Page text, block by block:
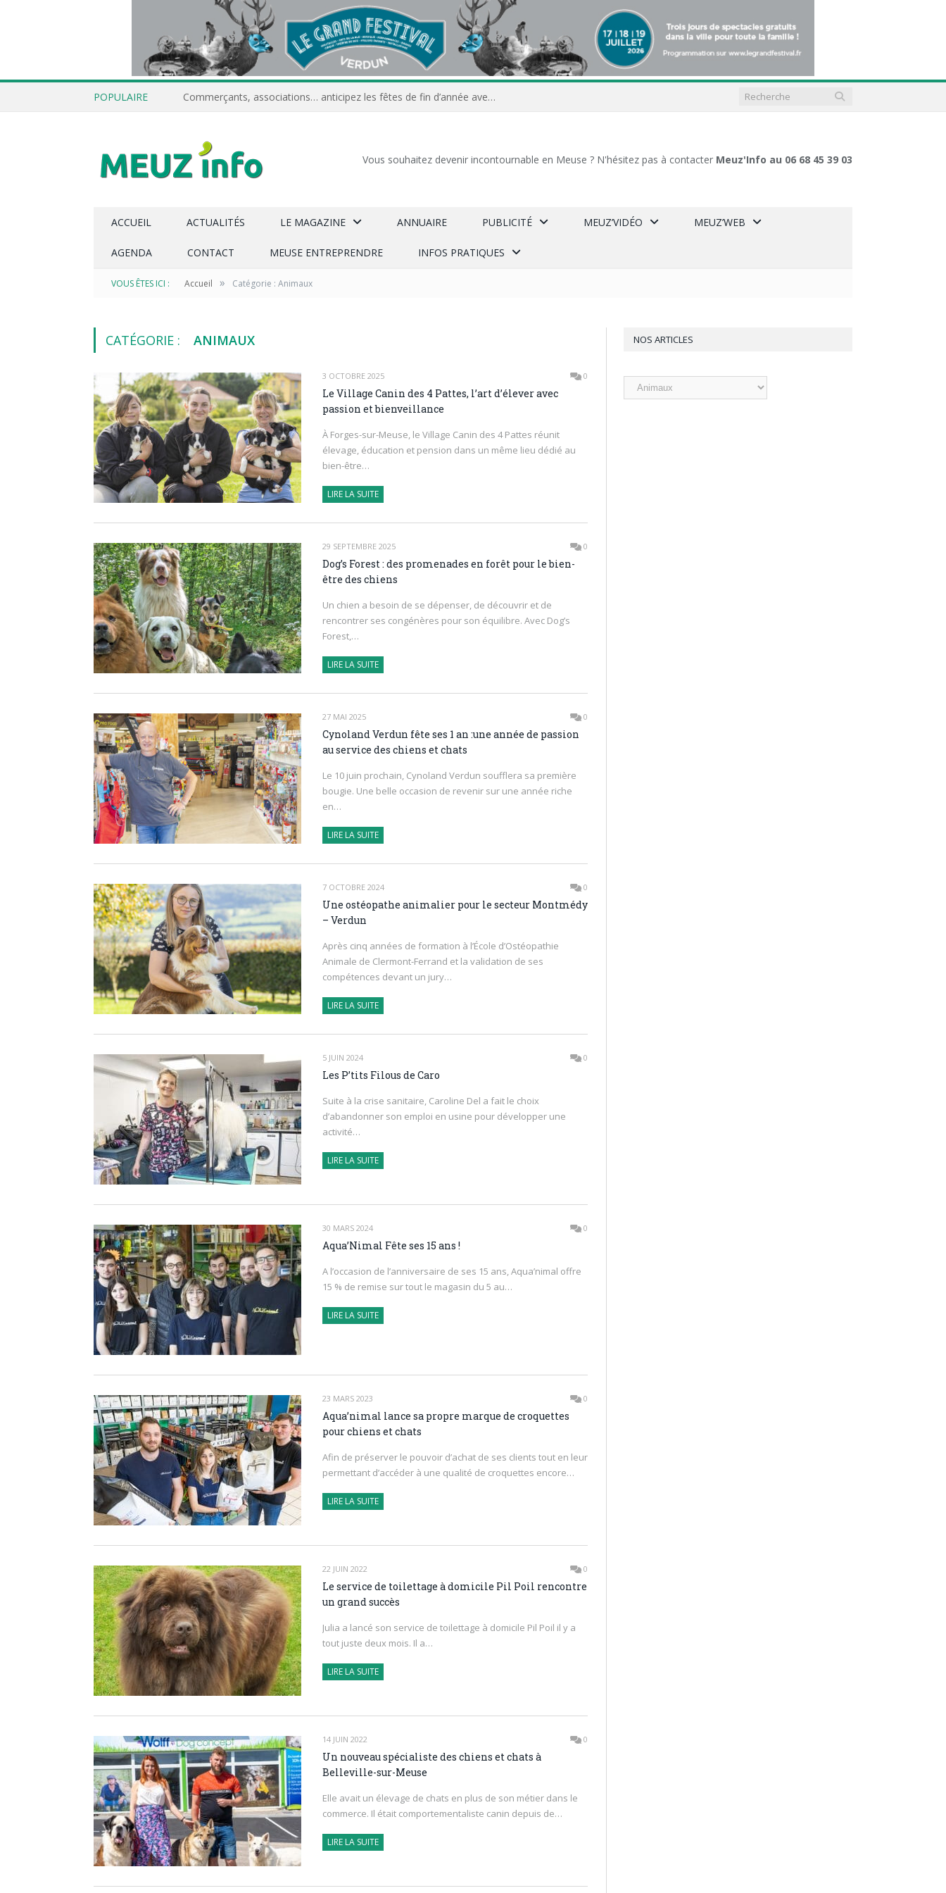
POPULAIRE Commerçants, associations… anticipez les fêtes de fin d’année avec Meuz’Info
Vous souhaitez devenir incontournable en Meuse ? N'hésitez pas à contacter Meuz'Info au 06 68 45 39 03
ACCUEIL ACTUALITÉS LE MAGAZINE ANNUAIRE PUBLICITÉ MEUZ’VIDÉO MEUZ’WEB
AGENDA CONTACT MEUSE ENTREPRENDRE INFOS PRATIQUES
VOUS ÊTES ICI : Accueil » Catégorie : Animaux
CATÉGORIE : ANIMAUX
3 OCTOBRE 2025 0
Le Village Canin des 4 Pattes, l’art d’élever avec
passion et bienveillance
À Forges-sur-Meuse, le Village Canin des 4 Pattes réunit
élevage, éducation et pension dans un même lieu dédié au
bien-être…
LIRE LA SUITE
29 SEPTEMBRE 2025 0
Dog’s Forest : des promenades en forêt pour le bien-
être des chiens
Un chien a besoin de se dépenser, de découvrir et de
rencontrer ses congénères pour son équilibre. Avec Dog’s
Forest,…
LIRE LA SUITE
27 MAI 2025 0
Cynoland Verdun fête ses 1 an :une année de passion
au service des chiens et chats
Le 10 juin prochain, Cynoland Verdun soufflera sa première
bougie. Une belle occasion de revenir sur une année riche
en…
LIRE LA SUITE
7 OCTOBRE 2024 0
Une ostéopathe animalier pour le secteur Montmédy
– Verdun
Après cinq années de formation à l’École d’Ostéopathie
Animale de Clermont-Ferrand et la validation de ses
compétences devant un jury…
LIRE LA SUITE
5 JUIN 2024 0
Les P’tits Filous de Caro
Suite à la crise sanitaire, Caroline Del a fait le choix
d’abandonner son emploi en usine pour développer une
activité…
LIRE LA SUITE
30 MARS 2024 0
Aqua’Nimal Fête ses 15 ans !
A l’occasion de l’anniversaire de ses 15 ans, Aqua’nimal offre
15 % de remise sur tout le magasin du 5 au…
LIRE LA SUITE
23 MARS 2023 0
Aqua’nimal lance sa propre marque de croquettes
pour chiens et chats
Afin de préserver le pouvoir d’achat de ses clients tout en leur
permettant d’accéder à une qualité de croquettes encore…
LIRE LA SUITE
22 JUIN 2022 0
Le service de toilettage à domicile Pil Poil rencontre
un grand succès
Julia a lancé son service de toilettage à domicile Pil Poil il y a
tout juste deux mois. Il a…
LIRE LA SUITE
14 JUIN 2022 0
Un nouveau spécialiste des chiens et chats à
Belleville-sur-Meuse
Elle avait un élevage de chats en plus de son métier dans le
commerce. Il était comportementaliste canin depuis de…
LIRE LA SUITE
NOS ARTICLES
Nos
articles